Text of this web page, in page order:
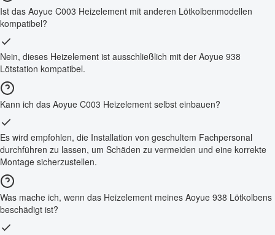
Ist das Aoyue C003 Heizelement mit anderen Lötkolbenmodellen
kompatibel?
Nein, dieses Heizelement ist ausschließlich mit der Aoyue 938
Lötstation kompatibel.
Kann ich das Aoyue C003 Heizelement selbst einbauen?
Es wird empfohlen, die Installation von geschultem Fachpersonal
durchführen zu lassen, um Schäden zu vermeiden und eine korrekte
Montage sicherzustellen.
Was mache ich, wenn das Heizelement meines Aoyue 938 Lötkolbens
beschädigt ist?